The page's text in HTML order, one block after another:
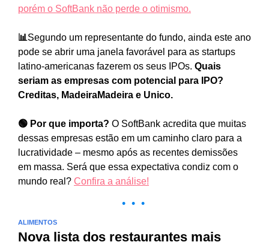
porém o SoftBank não perde o otimismo.
📊Segundo um representante do fundo, ainda este ano
pode se abrir uma janela favorável para as startups
latino-americanas fazerem os seus IPOs. Quais
seriam as empresas com potencial para IPO?
Creditas, MadeiraMadeira e Unico.
🟢 Por que importa? O SoftBank acredita que muitas
dessas empresas estão em um caminho claro para a
lucratividade – mesmo após as recentes demissões
em massa. Será que essa expectativa condiz com o
mundo real? Confira a análise!
• • •
ALIMENTOS
Nova lista dos restaurantes mais